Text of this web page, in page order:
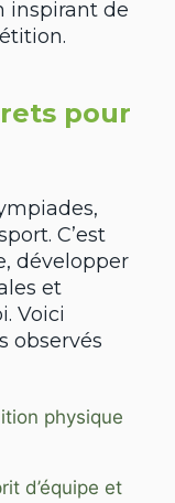
inspirant de
pour
C’est
développer
et
Voici
observés
physique
d’équipe et